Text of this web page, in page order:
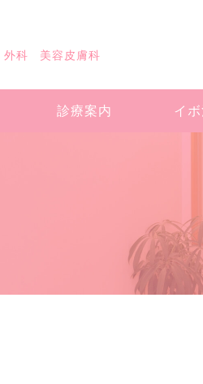
外科 美容皮膚科
診療案内 イボ